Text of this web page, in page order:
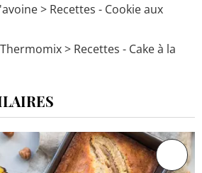
> Recettes - Cookie aux
> Recettes - Cake à la